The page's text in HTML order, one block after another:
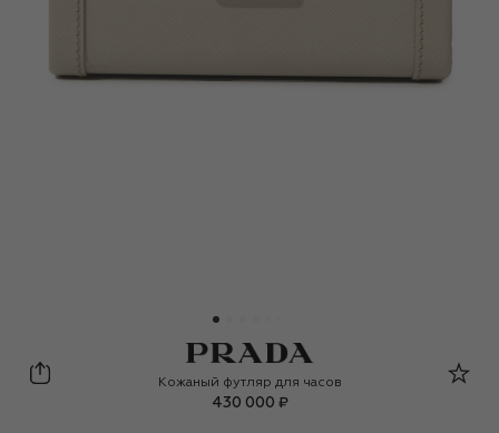
Prada
Кожаный футляр для часов
430 000 ₽